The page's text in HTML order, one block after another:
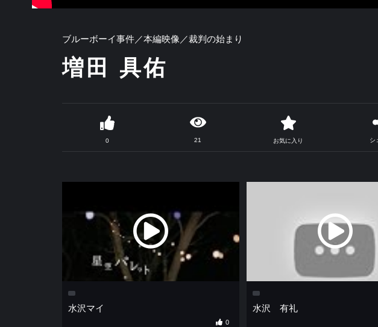
ブルーボーイ事件／本編映像／裁判の始まり
増田 具佑
0 21 お気に入り シ
水沢マイ
0
水沢 有礼